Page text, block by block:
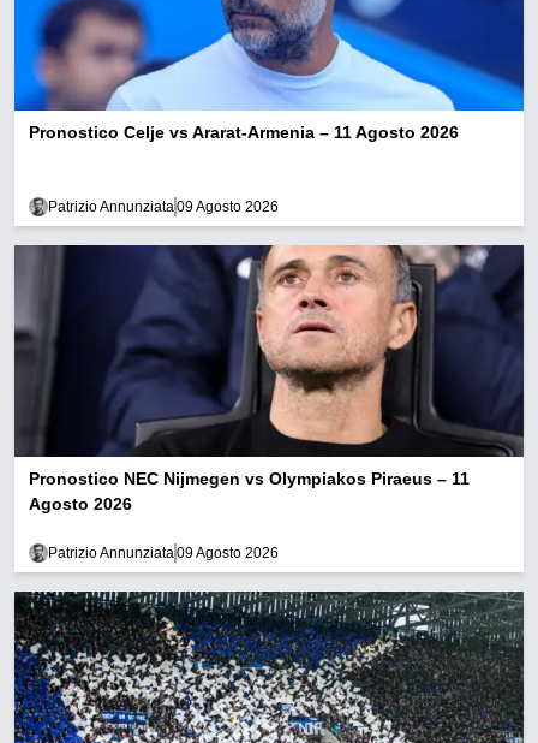
Pronostico Celje vs Ararat-Armenia – 11 Agosto 2026
Patrizio Annunziata09 Agosto 2026
Pronostico NEC Nijmegen vs Olympiakos Piraeus – 11
Agosto 2026
Patrizio Annunziata09 Agosto 2026